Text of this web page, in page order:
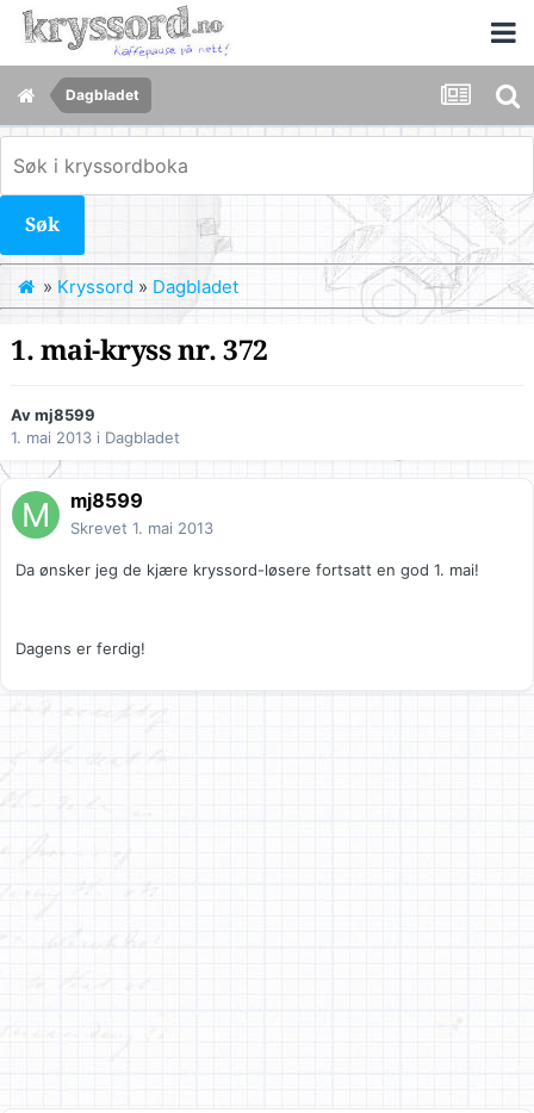
Dagbladet
Søk
» Kryssord » Dagbladet
1. mai-kryss nr. 372
Avmj8599
1. mai 2013 i Dagbladet
mj8599
Skrevet 1. mai 2013
Da ønsker jeg de kjære kryssord-løsere fortsatt en god 1. mai!
Dagens er ferdig!